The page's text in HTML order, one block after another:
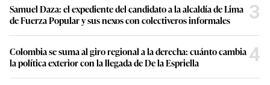
Samuel Daza: el expediente del candidato a la alcaldía de Lima
de Fuerza Popular y sus nexos con colectiveros informales
3
Colombia se suma al giro regional a la derecha: cuánto cambia
la política exterior con la llegada de De la Espriella
4